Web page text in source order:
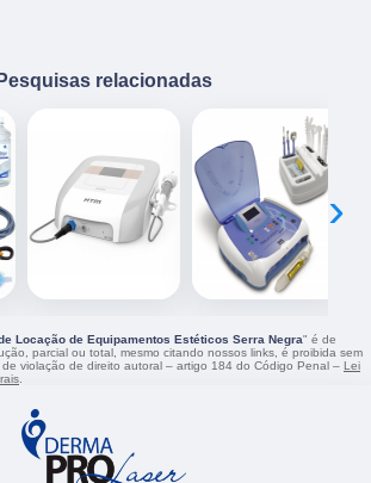
relacionadas
›
Locação de Equipamentos Estéticos Serra Negra" é de
parcial ou total, mesmo citando nossos links, é proibida sem
violação de direito autoral – artigo 184 do Código Penal – Lei
.